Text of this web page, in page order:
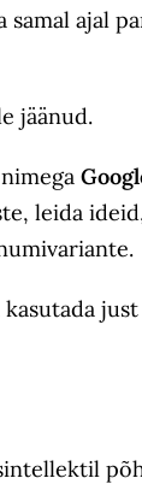
samal ajal
jäänud.
leida